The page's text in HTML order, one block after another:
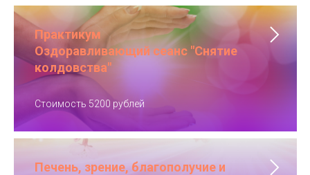
Практикум
Оздоравливающий сеанс "Снятие
колдовства"
Стоимость 5200 рублей
Печень, зрение, благополучие и